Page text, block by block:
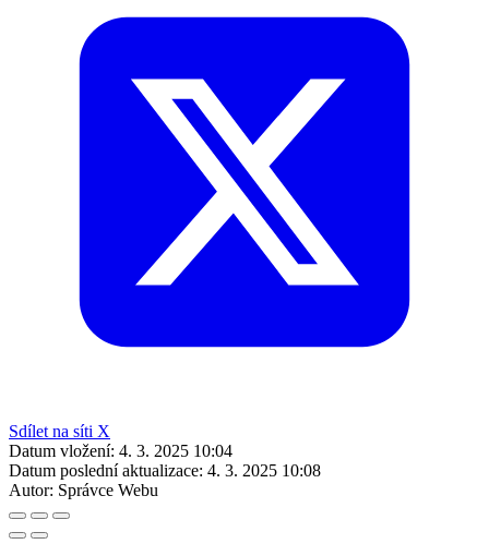
Sdílet na síti X
Datum vložení: 4. 3. 2025 10:04
Datum poslední aktualizace: 4. 3. 2025 10:08
Autor: Správce Webu